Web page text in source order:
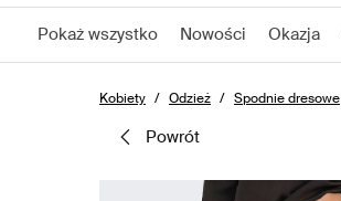
Pokaż wszystko Nowości Okazja
Kobiety Odzież Spodnie dresowe
powrót